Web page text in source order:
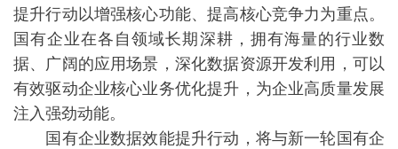
提升行动以增强核心功能、提高核心竞争力为重点。
国有企业在各自领域长期深耕，拥有海量的行业数
据、广阔的应用场景，深化数据资源开发利用，可以
有效驱动企业核心业务优化提升，为企业高质量发展
注入强劲动能。
国有企业数据效能提升行动，将与新一轮国有企